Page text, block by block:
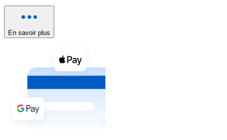
Voir toutes
Coupons crypto
Achetez des cryptomonnaies en espèces et d'autres
Acheter avec espèces
Virement SEPA
En savoir plus